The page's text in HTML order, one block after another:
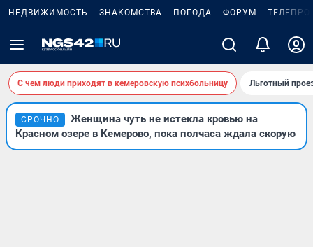
НЕДВИЖИМОСТЬ ЗНАКОМСТВА ПОГОДА ФОРУМ
С чем люди приходят в кемеровскую психбольницу Льготный
СРОЧНО
Женщина чуть не истекла кровью на
Красном озере в Кемерово, пока полчаса ждала скорую